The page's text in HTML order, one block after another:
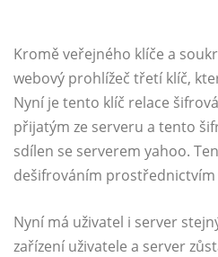
Kromě veřejného klíče a
webový prohlížeč třetí klíč,
Nyní je tento klíč relace
přijatým ze serveru a tento
sdílen se serverem yahoo.
dešifrováním
Nyní má uživatel i server
zařízení uživatele a server